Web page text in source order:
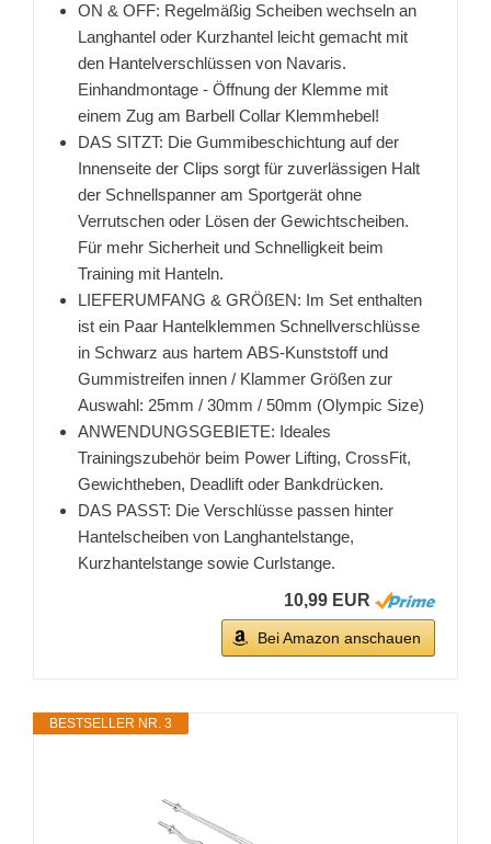
ON & OFF: Regelmäßig Scheiben wechseln an
Langhantel oder Kurzhantel leicht gemacht mit
den Hantelverschlüssen von Navaris.
Einhandmontage - Öffnung der Klemme mit
einem Zug am Barbell Collar Klemmhebel!
DAS SITZT: Die Gummibeschichtung auf der
Innenseite der Clips sorgt für zuverlässigen Halt
der Schnellspanner am Sportgerät ohne
Verrutschen oder Lösen der Gewichtscheiben.
Für mehr Sicherheit und Schnelligkeit beim
Training mit Hanteln.
LIEFERUMFANG & GRÖßEN: Im Set enthalten
ist ein Paar Hantelklemmen Schnellverschlüsse
in Schwarz aus hartem ABS-Kunststoff und
Gummistreifen innen / Klammer Größen zur
Auswahl: 25mm / 30mm / 50mm (Olympic Size)
ANWENDUNGSGEBIETE: Ideales
Trainingszubehör beim Power Lifting, CrossFit,
Gewichtheben, Deadlift oder Bankdrücken.
DAS PASST: Die Verschlüsse passen hinter
Hantelscheiben von Langhantelstange,
Kurzhantelstange sowie Curlstange.
10,99 EUR
Bei Amazon anschauen
BESTSELLER NR. 3